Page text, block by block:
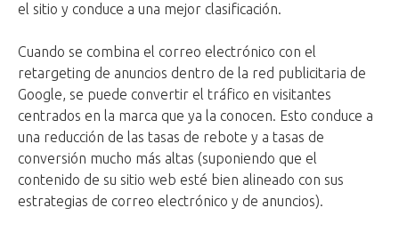
el sitio y conduce a una mejor clasificación.
Cuando se combina el correo electrónico con el
retargeting de anuncios dentro de la red publicitaria de
Google, se puede convertir el tráfico en visitantes
centrados en la marca que ya la conocen. Esto conduce a
una reducción de las tasas de rebote y a tasas de
conversión mucho más altas (suponiendo que el
contenido de su sitio web esté bien alineado con sus
estrategias de correo electrónico y de anuncios).